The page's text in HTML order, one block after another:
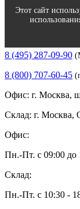
Полиграфическое
8 (495) 287-09-90
8 (800) 707-60-45
Офис: г. Москва,
Склад: г. Москва,
Офис:
Пн.-Пт. с 09:00 до
Склад:
Пн.-Пт. с 10:30 -
Этот сайт